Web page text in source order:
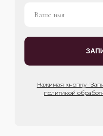
Нажимая кнопку
политикой